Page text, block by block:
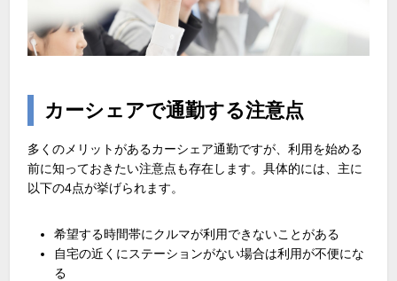
カーシェアで通勤する注意点
多くのメリットがあるカーシェア通勤ですが、利用を始める
前に知っておきたい注意点も存在します。具体的には、主に
以下の4点が挙げられます。
希望する時間帯にクルマが利用できないことがある
自宅の近くにステーションがない場合は利用が不便にな
る